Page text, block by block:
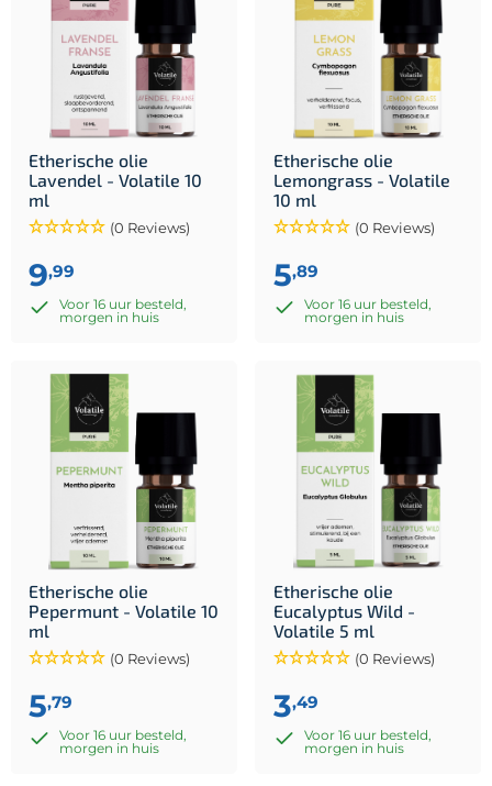
Etherische olie
Lavendel - Volatile 10
ml
(0 Reviews)
9,99
Voor 16 uur besteld,
morgen in huis
Etherische olie
Lemongrass - Volatile
10 ml
(0 Reviews)
5,89
Voor 16 uur besteld,
morgen in huis
Etherische olie
Pepermunt - Volatile 10
ml
(0 Reviews)
5,79
Voor 16 uur besteld,
morgen in huis
Etherische olie
Eucalyptus Wild -
Volatile 5 ml
(0 Reviews)
3,49
Voor 16 uur besteld,
morgen in huis